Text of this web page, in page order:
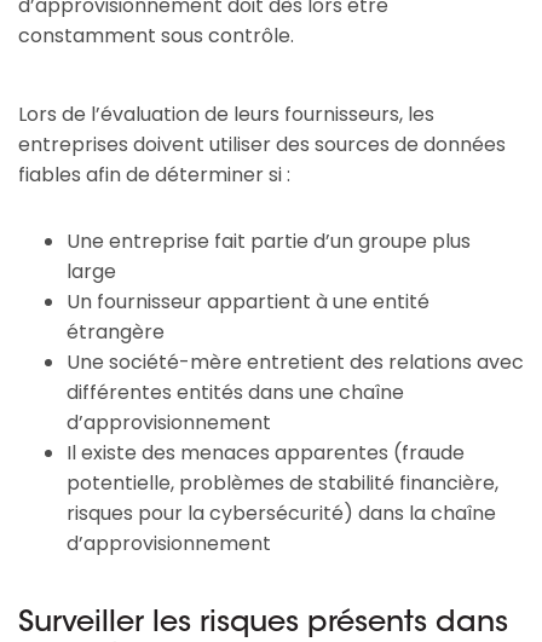
constamment sous contrôle.
Lors de l’évaluation de leurs fournisseurs, les
entreprises doivent utiliser des sources de données
fiables afin de déterminer si :
Une entreprise fait partie d’un groupe plus
large
Un fournisseur appartient à une entité
étrangère
Une société-mère entretient des relations avec
différentes entités dans une chaîne
d’approvisionnement
Il existe des menaces apparentes (fraude
potentielle, problèmes de stabilité financière,
risques pour la cybersécurité) dans la chaîne
d’approvisionnement
Surveiller les risques présents dans